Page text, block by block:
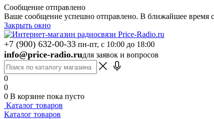
Сообщение отправлено
Ваше сообщение успешно отправлено. В ближайшее время
Закрыть окно
+7 (900) 632-00-33 пн-пт, с 10:00 до 18:00
info@price-radio.ruдля заявок и вопросов
0
0
0 В корзине пока пусто
Каталог товаров
Каталог товаров